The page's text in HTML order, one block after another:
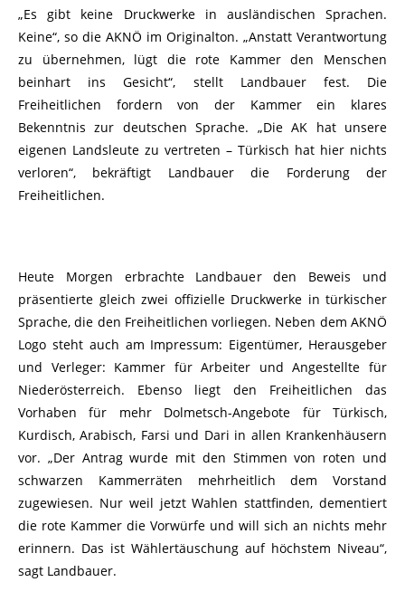
„Es gibt keine Druckwerke in ausländischen Sprachen.
Keine“, so die AKNÖ im Originalton. „Anstatt Verantwortung
zu übernehmen, lügt die rote Kammer den Menschen
beinhart ins Gesicht“, stellt Landbauer fest. Die
Freiheitlichen fordern von der Kammer ein klares
Bekenntnis zur deutschen Sprache. „Die AK hat unsere
eigenen Landsleute zu vertreten – Türkisch hat hier nichts
verloren“, bekräftigt Landbauer die Forderung der
Freiheitlichen.
Heute Morgen erbrachte Landbauer den Beweis und
präsentierte gleich zwei offizielle Druckwerke in türkischer
Sprache, die den Freiheitlichen vorliegen. Neben dem AKNÖ
Logo steht auch am Impressum: Eigentümer, Herausgeber
und Verleger: Kammer für Arbeiter und Angestellte für
Niederösterreich. Ebenso liegt den Freiheitlichen das
Vorhaben für mehr Dolmetsch-Angebote für Türkisch,
Kurdisch, Arabisch, Farsi und Dari in allen Krankenhäusern
vor. „Der Antrag wurde mit den Stimmen von roten und
schwarzen Kammerräten mehrheitlich dem Vorstand
zugewiesen. Nur weil jetzt Wahlen stattfinden, dementiert
die rote Kammer die Vorwürfe und will sich an nichts mehr
erinnern. Das ist Wählertäuschung auf höchstem Niveau“,
sagt Landbauer.